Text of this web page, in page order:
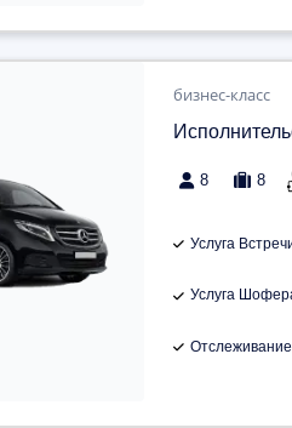
бизнес-класс
8 8
Услуга
Услуга